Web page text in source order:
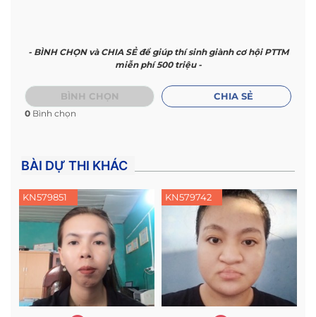
- BÌNH CHỌN và CHIA SẺ để giúp thí sinh giành cơ hội PTTM
miễn phí 500 triệu -
BÌNH CHỌN
0 Bình chọn
CHIA SẺ
BÀI DỰ THI KHÁC
KN579851 KN579742